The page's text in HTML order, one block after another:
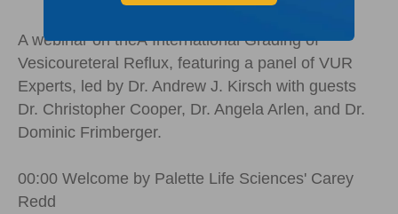
A webinar on theÂ International Grading of
Vesicoureteral Reflux, featuring a panel of VUR
Experts, led by Dr. Andrew J. Kirsch with guests
Dr. Christopher Cooper, Dr. Angela Arlen, and Dr.
Dominic Frimberger.
00:00 Welcome by Palette Life Sciences' Carey
Redd